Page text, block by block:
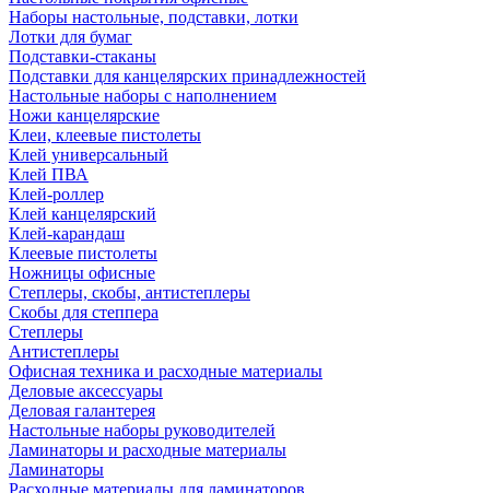
Наборы настольные, подставки, лотки
Лотки для бумаг
Подставки-стаканы
Подставки для канцелярских принадлежностей
Настольные наборы с наполнением
Ножи канцелярские
Клеи, клеевые пистолеты
Клей универсальный
Клей ПВА
Клей-роллер
Клей канцелярский
Клей-карандаш
Клеевые пистолеты
Ножницы офисные
Степлеры, скобы, антистеплеры
Скобы для степпера
Степлеры
Антистеплеры
Офисная техника и расходные материалы
Деловые аксессуары
Деловая галантерея
Настольные наборы руководителей
Ламинаторы и расходные материалы
Ламинаторы
Расходные материалы для ламинаторов